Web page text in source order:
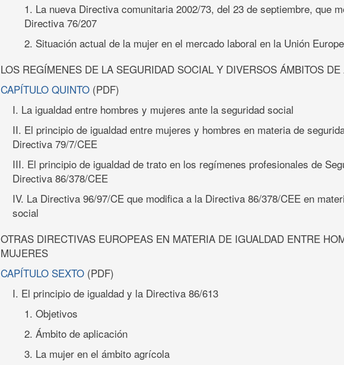
1. La nueva Directiva comunitaria 2002/73, del 23 de septiembre, que
Directiva 76/207
2. Situación actual de la mujer en el mercado laboral en la Unión
LOS REGÍMENES DE LA SEGURIDAD SOCIAL Y DIVERSOS ÁMBITOS DE
CAPÍTULO QUINTO (PDF)
I. La igualdad entre hombres y mujeres ante la seguridad social
II. El principio de igualdad entre mujeres y hombres en materia de
Directiva 79/7/CEE
III. El principio de igualdad de trato en los regímenes profesionales de
Directiva 86/378/CEE
IV. La Directiva 96/97/CE que modifica a la Directiva 86/378/CEE en
social
OTRAS DIRECTIVAS EUROPEAS EN MATERIA DE IGUALDAD ENTRE
MUJERES
CAPÍTULO SEXTO (PDF)
I. El principio de igualdad y la Directiva 86/613
1. Objetivos
2. Ámbito de aplicación
3. La mujer en el ámbito agrícola